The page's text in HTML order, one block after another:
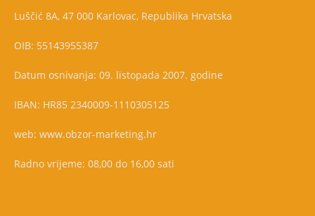
Luščić 8A, 47 000 Karlovac, Republika Hrvatska
OIB: 55143955387
Datum osnivanja: 09. listopada 2007. godine
IBAN: HR85 2340009-1110305125
web: www.obzor-marketing.hr
Radno vrijeme: 08,00 do 16,00 sati